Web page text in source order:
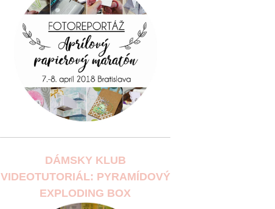
DÁMSKY KLUB
VIDEOTUTORIÁL: PYRAMÍDOVÝ
EXPLODING BOX